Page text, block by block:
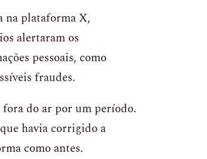
na plataforma X,
alertaram os
pessoais, como
fraudes.
do ar por um período.
havia corrigido a
como antes.